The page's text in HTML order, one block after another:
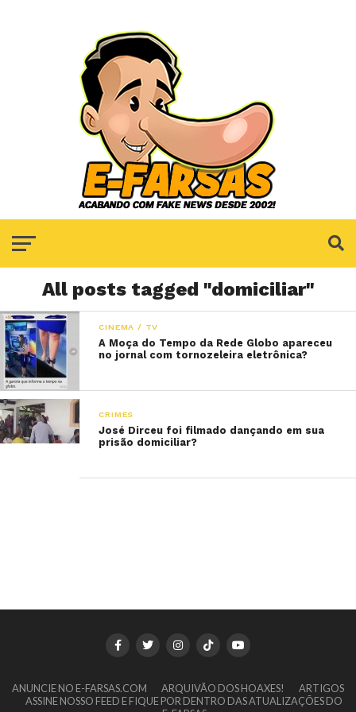
All posts tagged "domiciliar"
CINEMA / TV
A Moça do Tempo da Rede Globo apareceu
no jornal com tornozeleira eletrônica?
CRIMES
José Dirceu foi filmado dançando em sua
prisão domiciliar?
ANUNCIE NO E-FARSAS.COM ARQUIVÃO DOS HOAXES!
ARTIGOS
ASSINE NOSSO FEED E FIQUE POR DENTRO DAS ATUALIZAÇÕES DO